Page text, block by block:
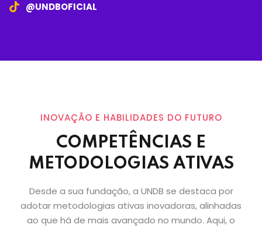
@UNDBOFICIAL
INOVAÇÃO E HABILIDADES DO FUTURO
COMPETÊNCIAS E
METODOLOGIAS ATIVAS
Desde a sua fundação, a UNDB se destaca por
adotar metodologias ativas inovadoras, alinhadas
ao que há de mais avançado no mundo. Aqui, o